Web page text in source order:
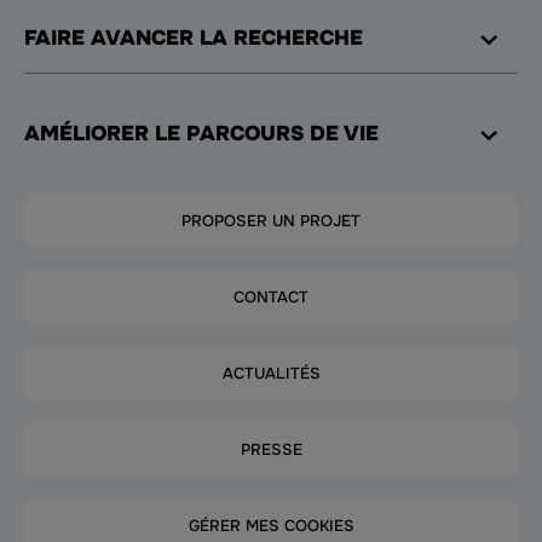
FAIRE AVANCER LA RECHERCHE
AMÉLIORER LE PARCOURS DE VIE
PROPOSER UN PROJET
CONTACT
ACTUALITÉS
PRESSE
GÉRER MES COOKIES